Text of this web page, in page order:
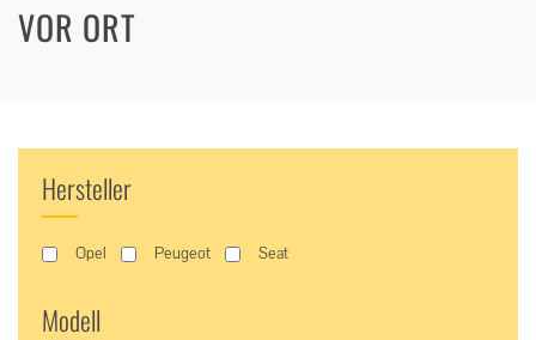
VOR ORT
Hersteller
Opel Peugeot Seat
Modell